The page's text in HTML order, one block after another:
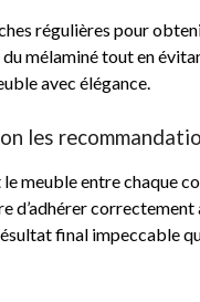
régulières pour
mélaminé tout en
avec élégance.
les
meuble entre chaque
d’adhérer
final impeccable